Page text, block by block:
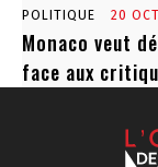
POLITIQUE 20
Monaco veut
face aux